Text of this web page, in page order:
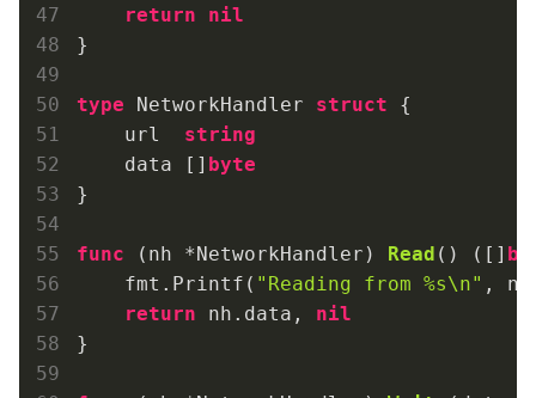
return
nil
}
type NetworkHandler struct {
    url
string
    data []
byte
}
func (nh *NetworkHandler) Read () ([]
    fmt.Printf(
"Reading from %s\n" ,
return nh.data, nil
}